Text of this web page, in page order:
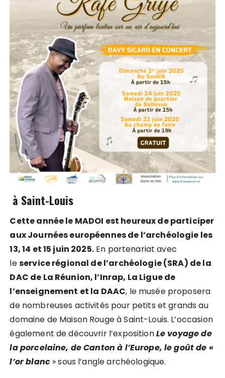
à Saint-Louis
Cette année le MADOI est heureux de participer
aux Journées européennes de l’archéologie les
13, 14 et 15 juin 2025.En partenariat avec
leservice régional de l’archéologie (SRA) de la
DAC de La Réunion, l’Inrap, La Ligue de
l’enseignement et la DAAC, le musée proposera
de nombreuses activités pour petits et grands au
domaine de Maison Rouge à Saint-Louis. L’occasion
également de découvrir l’expositionLe voyage de
la porcelaine, de Canton à l’Europe, le goût de «
l’or blanc » sous l’angle archéologique.